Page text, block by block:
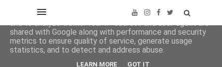
This site uses cookies from Google to deliver its services
and to analyze traffic. Your IP address and user-agent are
shared with Google along with performance and security
metrics to ensure quality of service, generate usage
statistics, and to detect and address abuse.
LEARN MORE GOT IT